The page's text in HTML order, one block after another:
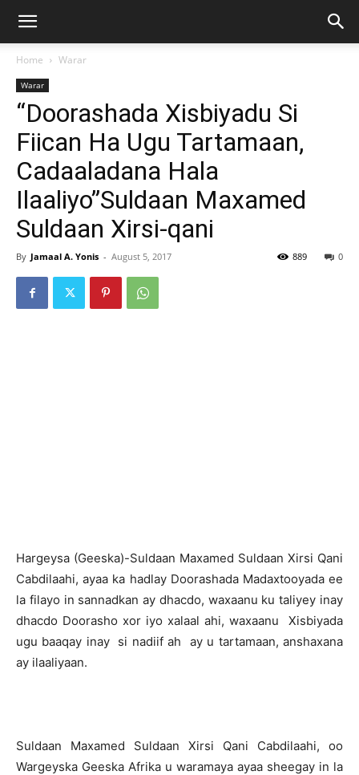
Home Warar
Warar
“Doorashada Xisbiyadu Si
Fiican Ha Ugu Tartamaan,
Cadaaladana Hala
Ilaaliyo”Suldaan Maxamed
Suldaan Xirsi-qani
By Jamaal A. Yonis - August 5, 2017 0
889
Hargeysa (Geeska)-Suldaan Maxamed Suldaan Xirsi Qani
Cabdilaahi, ayaa ka hadlay Doorashada Madaxtooyada ee
la filayo in sannadkan ay dhacdo, waxaanu ku taliyey inay
dhacdo Doorasho xor iyo xalaal ahi, waxaanu Xisbiyada
ugu baaqay inay si nadiif ah ay u tartamaan, anshaxana
ay ilaaliyaan.
Suldaan Maxamed Suldaan Xirsi Qani Cabdilaahi, oo
Wargeyska Geeska Afrika u waramaya ayaa sheegay in la